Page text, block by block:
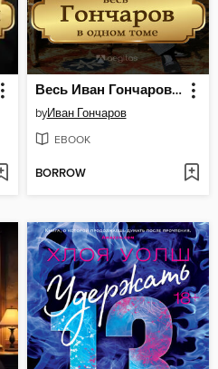
Весь Иван Гончаров в одном томе
byИван Гончаров
EBOOK
BORROW